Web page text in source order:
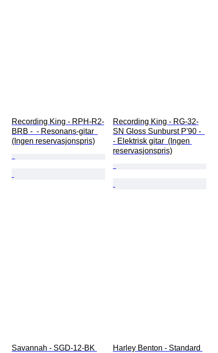
Recording King - RPH-R2-
BRB -  - Resonans-gitar
(Ingen reservasjonspris)
Recording King - RG-32-
SN Gloss Sunburst P'90 -
- Elektrisk gitar  (Ingen
reservasjonspris)
Savannah - SGD-12-BK
Harley Benton - Standard